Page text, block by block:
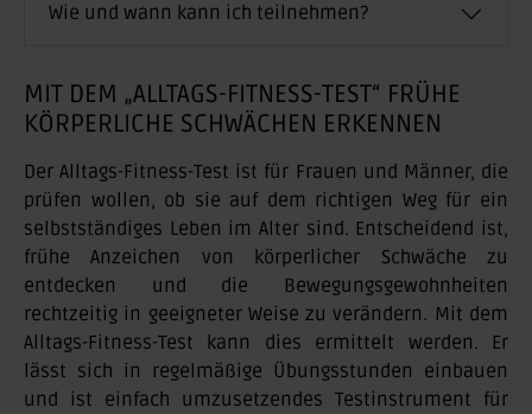
Wie und wann kann ich teilnehmen?
MIT DEM „ALLTAGS-FITNESS-TEST“ FRÜHE
KÖRPERLICHE SCHWÄCHEN ERKENNEN
Der Alltags-Fitness-Test ist für Frauen und Männer, die
prüfen wollen, ob sie auf dem richtigen Weg für ein
selbstständiges Leben im Alter sind. Entscheidend ist,
frühe Anzeichen von körperlicher Schwäche zu
entdecken und die Bewegungsgewohnheiten
rechtzeitig in geeigneter Weise zu verändern. Mit dem
Alltags-Fitness-Test kann dies ermittelt werden. Er
lässt sich in regelmäßige Übungsstunden einbauen
und ist einfach umzusetzendes Testinstrument für